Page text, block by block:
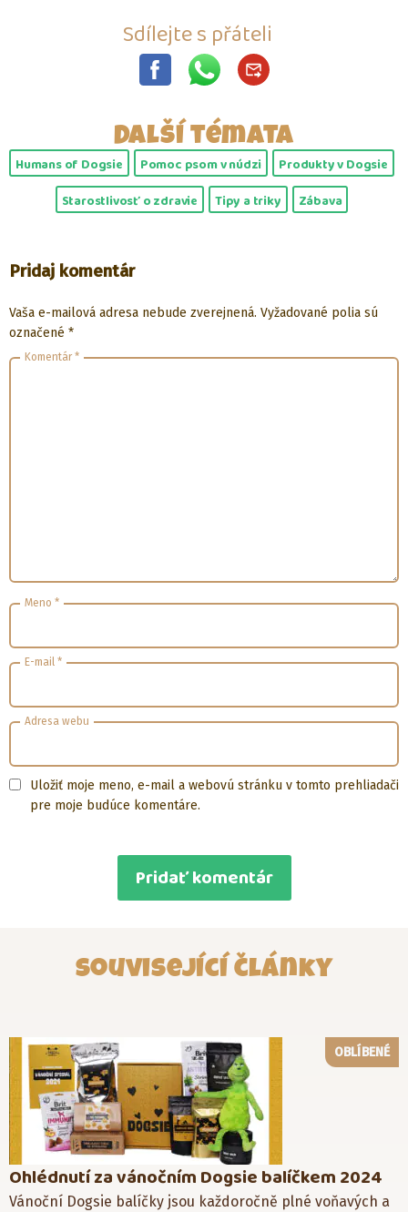
Sdílejte s přáteli
Další témata
Humans of Dogsie Pomoc psom v núdzi
Produkty v Dogsie
Starostlivosť o zdravie
Tipy a triky Zábava
Pridaj komentár
Vaša e-mailová adresa nebude zverejnená. Vyžadované polia sú
označené *
Komentár*
Meno *
E-mail *
Adresa webu
Uložiť moje meno, e-mail a webovú stránku v tomto prehliadači
pre moje budúce komentáre.
Související články
OBLÍBENÉ
Ohlédnutí za vánočním Dogsie balíčkem 2024
Vánoční Dogsie balíčky jsou každoročně plné voňavých a